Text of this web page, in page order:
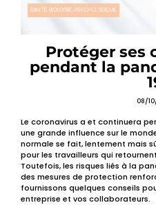
SANTÉ, BIOLOGIE, PSYCHO, SOCIAL
Protéger ses
pendant la
08/
Le coronavirus a et continuera
une grande influence sur le
normale se fait, lentement mais
pour les travailleurs qui
Toutefois, les risques liés à la
des mesures de protection
fournissons quelques conseils
entreprise et vos collaborateurs.